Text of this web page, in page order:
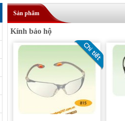
Sản phẩm
Kính bảo hộ